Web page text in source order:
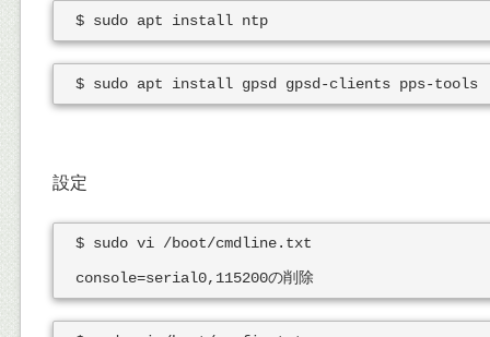
設定
$ sudo vi /boot/cmdline.txt